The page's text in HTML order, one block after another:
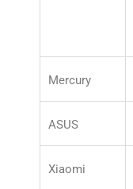
Mercury
ASUS
Xiaomi